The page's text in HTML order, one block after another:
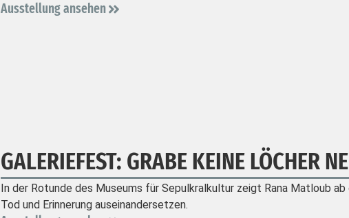
Ausstellung ansehen
GALERIEFEST: GRABE KEINE LÖCHER
In der Rotunde des Museums für Sepulkralkultur zeigt Rana Matloub
Tod und Erinnerung auseinandersetzen.